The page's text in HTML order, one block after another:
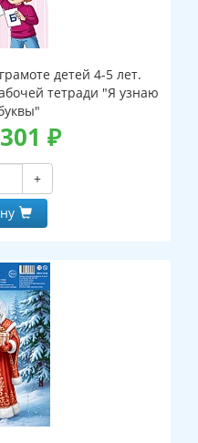
детей 4-5 лет.
тетради "Я узнаю
301 ₽
+